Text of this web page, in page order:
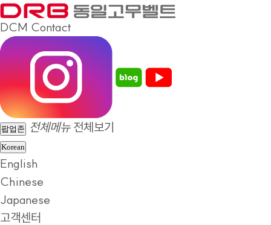
DCM Contact
팝업존 전체메뉴 전체보기
Korean
English
Chinese
Japanese
고객센터